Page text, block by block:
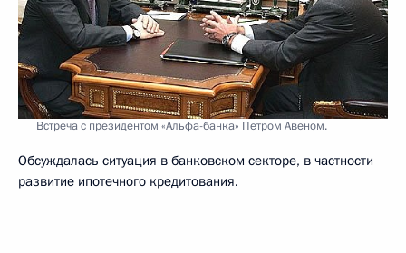
Встреча с президентом «Альфа-банка» Петром Авеном.
Обсуждалась ситуация в банковском секторе, в частности
развитие ипотечного кредитования.